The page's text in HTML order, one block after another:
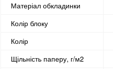
Матеріал обкладинки
Колір блоку
Колір
Щільність паперу, г/м2